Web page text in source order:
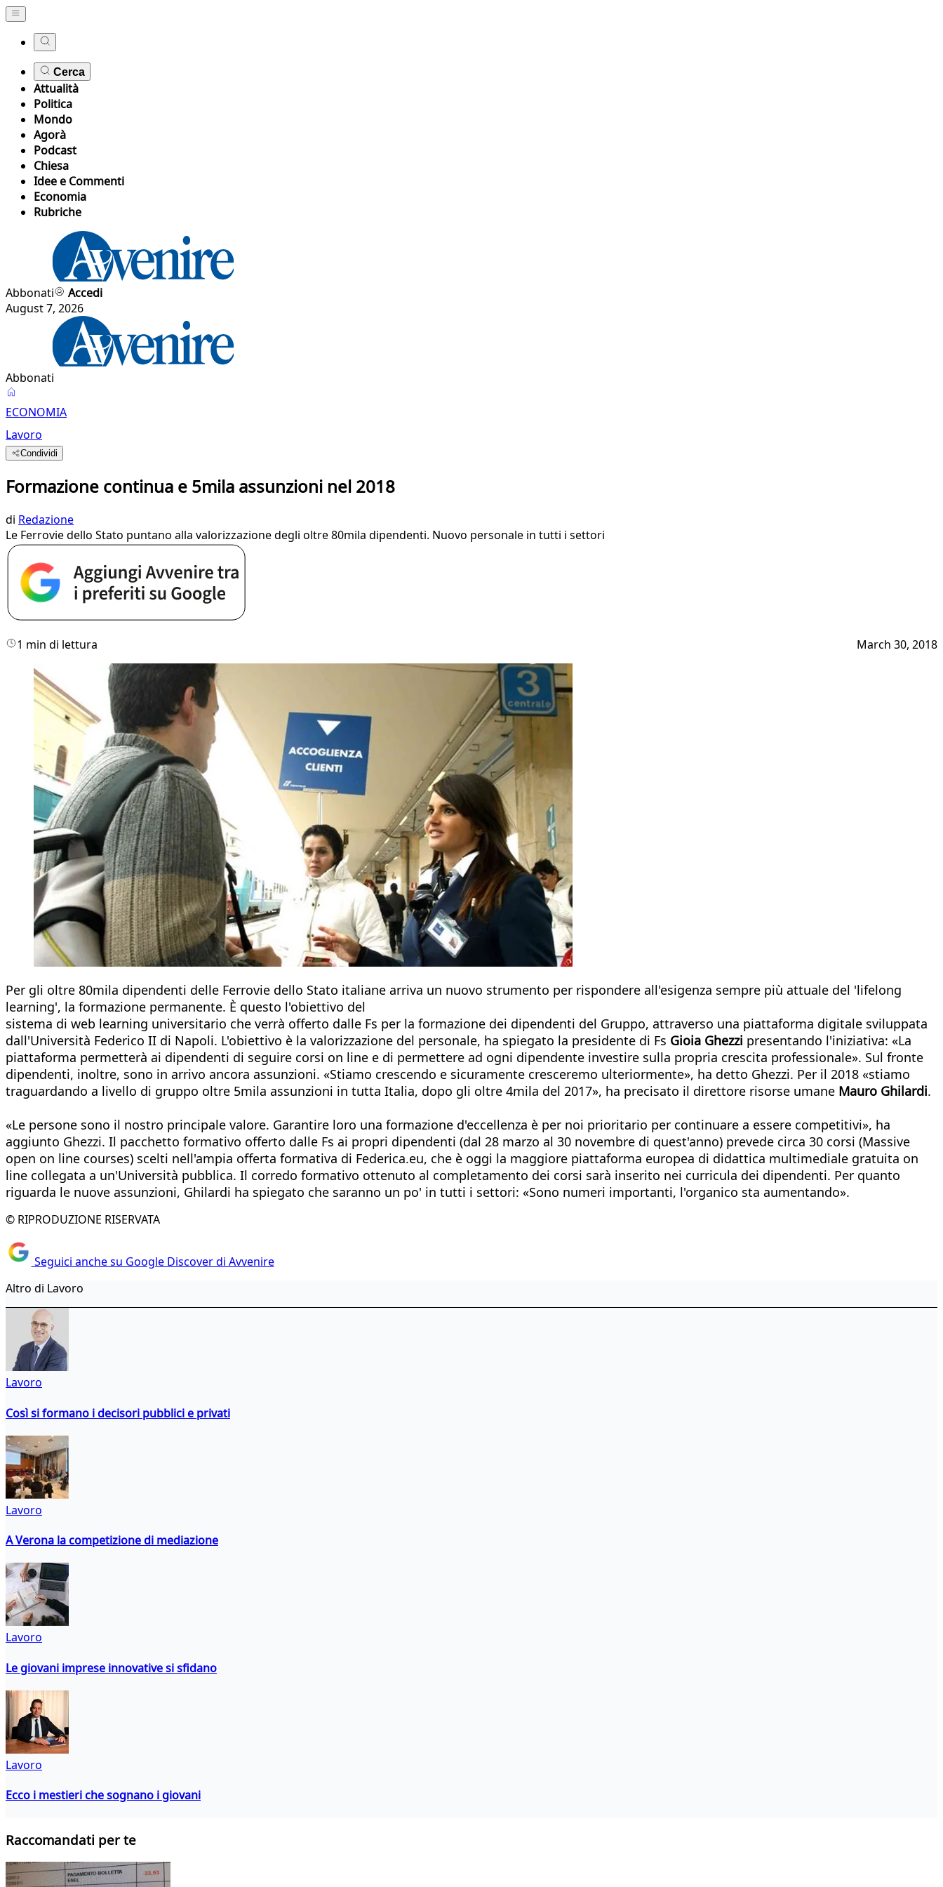
Cerca
Attualità
Politica
Mondo
Agorà
Podcast
Chiesa
Idee e Commenti
Economia
Rubriche
Abbonati
Accedi
August 7, 2026
Abbonati
ECONOMIA
Lavoro
Condividi
Formazione continua e 5mila assunzioni nel 2018
di Redazione
Le Ferrovie dello Stato puntano alla valorizzazione degli oltre 80mila dipendenti. Nuovo personale in tutti i settori
1 min di lettura March 30, 2018
Per gli oltre 80mila dipendenti delle Ferrovie dello Stato italiane arriva un nuovo strumento per rispondere all'esigenza sempre più attuale del 'lifelong
learning', la formazione permanente. È questo l'obiettivo del
sistema di web learning universitario che verrà offerto dalle Fs per la formazione dei dipendenti del Gruppo, attraverso una piattaforma digitale sviluppata
dall'Università Federico II di Napoli. L'obiettivo è la valorizzazione del personale, ha spiegato la presidente di Fs Gioia Ghezzi presentando l'iniziativa: «La
piattaforma permetterà ai dipendenti di seguire corsi on line e di permettere ad ogni dipendente investire sulla propria crescita professionale». Sul fronte
dipendenti, inoltre, sono in arrivo ancora assunzioni. «Stiamo crescendo e sicuramente cresceremo ulteriormente», ha detto Ghezzi. Per il 2018 «stiamo
traguardando a livello di gruppo oltre 5mila assunzioni in tutta Italia, dopo gli oltre 4mila del 2017», ha precisato il direttore risorse umane Mauro Ghilardi.
«Le persone sono il nostro principale valore. Garantire loro una formazione d'eccellenza è per noi prioritario per continuare a essere competitivi», ha
aggiunto Ghezzi. Il pacchetto formativo offerto dalle Fs ai propri dipendenti (dal 28 marzo al 30 novembre di quest'anno) prevede circa 30 corsi (Massive
open on line courses) scelti nell'ampia offerta formativa di Federica.eu, che è oggi la maggiore piattaforma europea di didattica multimediale gratuita on
line collegata a un'Università pubblica. Il corredo formativo ottenuto al completamento dei corsi sarà inserito nei curricula dei dipendenti. Per quanto
riguarda le nuove assunzioni, Ghilardi ha spiegato che saranno un po' in tutti i settori: «Sono numeri importanti, l'organico sta aumentando».
© RIPRODUZIONE RISERVATA
Seguici anche su Google Discover di Avvenire
Altro di Lavoro
Lavoro
Così si formano i decisori pubblici e privati
Lavoro
A Verona la competizione di mediazione
Lavoro
Le giovani imprese innovative si sfidano
Lavoro
Ecco i mestieri che sognano i giovani
Raccomandati per te